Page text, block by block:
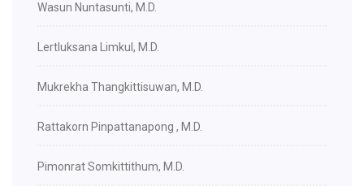
Wasun Nuntasunti, M.D.
Lertluksana Limkul, M.D.
Mukrekha Thangkittisuwan, M.D.
Rattakorn Pinpattanapong , M.D.
Pimonrat Somkittithum, M.D.